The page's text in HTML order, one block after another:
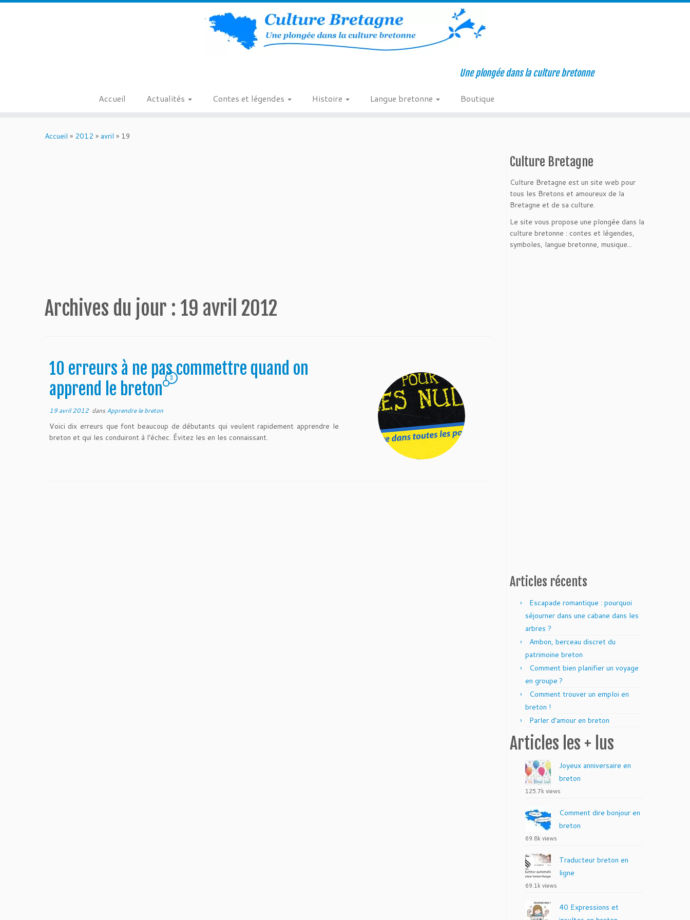
Une plongée dans la culture bretonne
Accueil Actualités Contes et légendes Histoire Langue bretonne Boutique
Accueil » 2012 » avril » 19
Archives du jour : 19 avril 2012
10 erreurs à ne pas commettre quand on
apprend le breton
3
19 avril 2012dans Apprendre le breton
Voici dix erreurs que font beaucoup de débutants qui veulent rapidement apprendre le
breton et qui les conduiront à l’échec. Évitez les en les connaissant.
Culture Bretagne
Culture Bretagne est un site web pour
tous les Bretons et amoureux de la
Bretagne et de sa culture.
Le site vous propose une plongée dans la
culture bretonne : contes et légendes,
symboles, langue bretonne, musique...
Articles récents
Escapade romantique : pourquoi
séjourner dans une cabane dans les
arbres ?
Ambon, berceau discret du
patrimoine breton
Comment bien planifier un voyage
en groupe ?
Comment trouver un emploi en
breton !
Parler d’amour en breton
Articles les + lus
Joyeux anniversaire en
breton
125.7k views
Comment dire bonjour en
breton
69.8k views
Traducteur breton en
ligne
69.1k views
40 Expressions et